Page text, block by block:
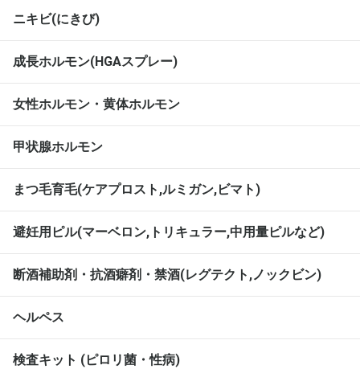
ニキビ(にきび)
成長ホルモン(HGAスプレー)
女性ホルモン・黄体ホルモン
甲状腺ホルモン
まつ毛育毛(ケアプロスト,ルミガン,ビマト)
避妊用ピル(マーベロン,トリキュラー,中用量ピルなど)
断酒補助剤・抗酒癖剤・禁酒(レグテクト,ノックビン)
ヘルペス
検査キット (ピロリ菌・性病)